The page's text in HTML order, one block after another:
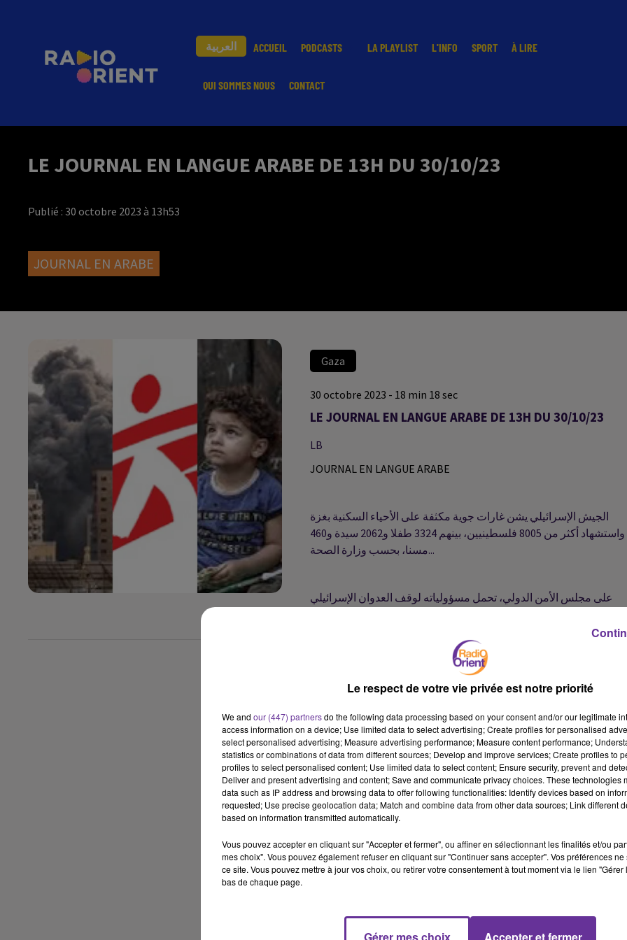
العربية ACCUEIL PODCASTS LA PLAYLIST L'INFO SPORT À LIRE
QUI SOMMES NOUS CONTACT
LE JOURNAL EN LANGUE ARABE DE 13H DU 30/10/23
Publié : 30 octobre 2023 à 13h53
JOURNAL EN ARABE
Gaza
30 octobre 2023 - 18 min 18 sec
LE JOURNAL EN LANGUE ARABE DE 13H DU 30/10/23
LB
JOURNAL EN LANGUE ARABE
الجيش الإسرائيلي يشن غارات جوية مكثفة على الأحياء السكنية بغزة
واستشهاد أكثر من 8005 فلسطينيين، بينهم 3324 طفلا و2062 سيدة و460
مسنا، بحسب وزارة الصحة...
على مجلس الأمن الدولي، تحمل مسؤولياته لوقف العدوان الإسرائيلي
الفلسطينية وتطالب بتوفير الحماية للمدنيين الفلسطينيين، وعدم تركهم
منظمة "أطباء بلا حدود" تدعو إلى وقف فوري لإطلاق النار في قطاع
غزة، لمنع وقوع المزيد من الضحايا، وإتاحة الفرصة لدخول المساعدات
الإنسانية إلى القطاع..
نائبة الرئيس الأمريكي كامالا هاريس تعلن أنه لا توجد خطط لدى الولايات
المتحدة لإرسال قوات إلى إسرائيل أو غزة....
منظمة مراسلون بلا حدود تقول بعد تحليل بالستي بان المنطقة التي
انطلقت منها القذيفتان التي استهدفت مجموعة من الصحافيين
ومركباتهم تقع الى الجانب الاسرائيلي ....
المفاوضات تستأنف بين طرفي الحرب في السودان برعاية أميركية
Le respect de votre vie privée est notre priorité
We and our (447) partnersdo the following data processing based on your consent and/or our legitimate
access information on a device; Use limited data to select advertising; Create profiles for personalised
select personalised advertising; Measure advertising performance; Measure content performance;
statistics or combinations of data from different sources; Develop and improve services; Create profiles to
profiles to select personalised content; Use limited data to select content; Ensure security, prevent and
Deliver and present advertising and content; Save and communicate privacy choices. These technologies
data such as IP address and browsing data to offer following functionalities: Identify devices based on
requested; Use precise geolocation data; Match and combine data from other data sources; Link different
based on information transmitted automatically.
Vous pouvez accepter en cliquant sur "Accepter et fermer", ou affiner en sélectionnant les finalités et/ou
mes choix". Vous pouvez également refuser en cliquant sur "Continuer sans accepter". Vos préférences
ce site. Vous pouvez mettre à jour vos choix, ou retirer votre consentement à tout moment via le lien
bas de chaque page.
Gérer mes choix Accepter et fermer